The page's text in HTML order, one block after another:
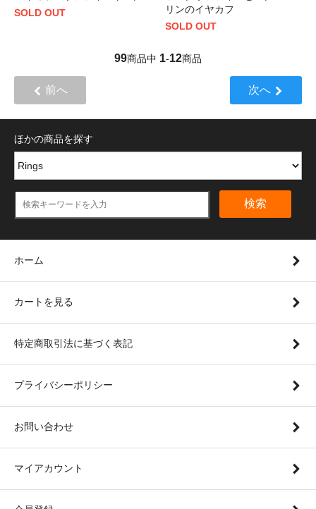
SOLD OUT
リンのイヤカフ
SOLD OUT
99商品中 1-12商品
前へ 次へ
ほかの商品を探す
検索
ホーム
カートを見る
特定商取引法に基づく表記
プライバシーポリシー
お問い合わせ
マイアカウント